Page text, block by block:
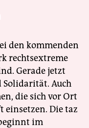
den kommenden
rechtsextreme
Gerade jetzt
Solidarität. Auch
die sich vor Ort
einsetzen. Die taz
im